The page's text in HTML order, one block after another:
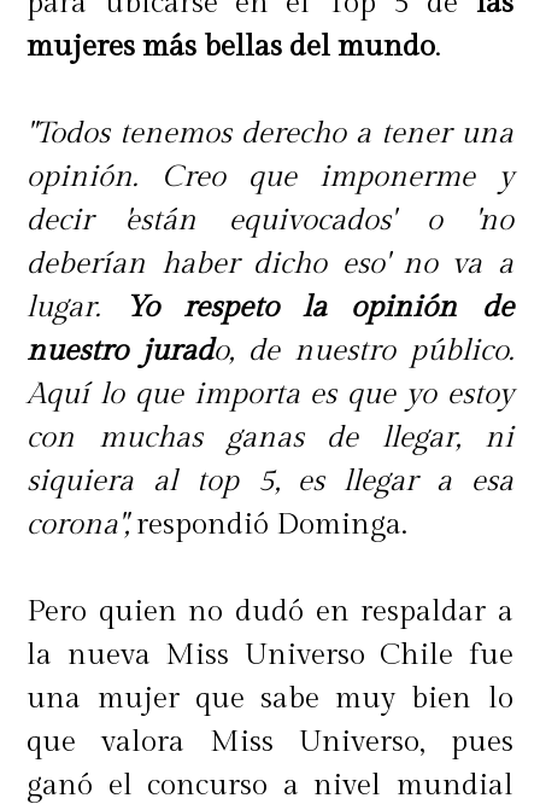
mujeres más bellas del mundo.
"Todos tenemos derecho a tener una
opinión. Creo que imponerme y
decir 'están equivocados' o 'no
deberían haber dicho eso' no va a
lugar.
Yo respeto la opinión de
nuestro jurado, de nuestro público.
Aquí lo que importa es que yo estoy
con muchas ganas de llegar, ni
siquiera al top 5, es llegar a esa
corona",respondió Dominga.
Pero quien no dudó en respaldar a
la nueva Miss Universo Chile fue
una mujer que sabe muy bien lo
que valora Miss Universo, pues
ganó el concurso a nivel mundial